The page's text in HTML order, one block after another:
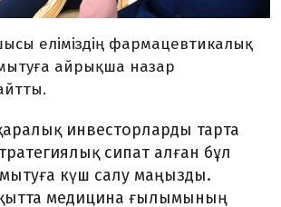
еліміздің фармацевтикалық
айрықша назар
инвесторларды тарта
сипат алған бұл
күш салу маңызды.
медицина ғылымының